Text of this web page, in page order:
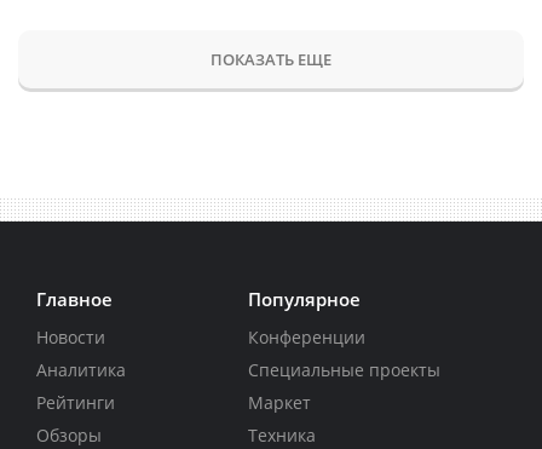
ПОКАЗАТЬ ЕЩЕ
Главное
Новости
Аналитика
Рейтинги
Обзоры
Популярное
Конференции
Специальные проекты
Маркет
Техника